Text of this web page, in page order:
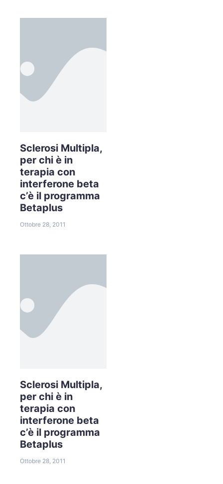
Sclerosi Multipla,
per chi è in
terapia con
interferone beta
c’è il programma
Betaplus
Ottobre 28, 2011
Sclerosi Multipla,
per chi è in
terapia con
interferone beta
c’è il programma
Betaplus
Ottobre 28, 2011